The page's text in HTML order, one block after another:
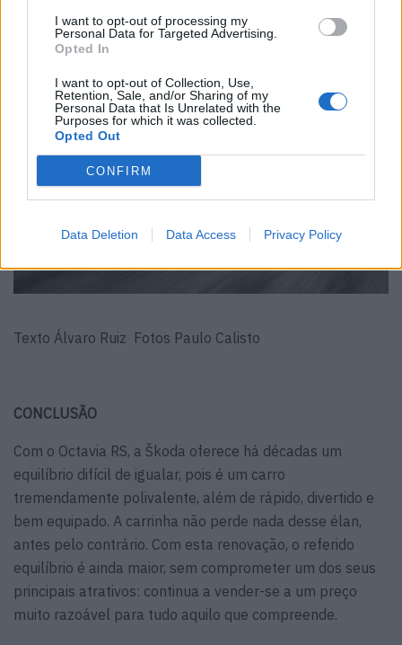
I want to opt-out of processing my
Personal Data for Targeted Advertising.
Opted In
I want to opt-out of Collection, Use,
Retention, Sale, and/or Sharing of my
Personal Data that Is Unrelated with the
Purposes for which it was collected.
Opted Out
CONFIRM
Data Deletion Data Access Privacy Policy
conforto, versatilidade… e desportividade.
Texto Álvaro Ruiz Fotos Paulo Calisto
CONCLUSÃO
Com o Octavia RS, a Škoda oferece há décadas um
equilíbrio difícil de igualar, pois é um carro
tremendamente polivalente, além de rápido, divertido e
bem equipado. A carrinha não perde nada desse élan,
antes pelo contrário. Com esta renovação, o referido
equilíbrio é ainda maior, sem comprometer um dos seus
principais atrativos: continua a vender-se a um preço
muito razoável para tudo aquilo que compreende.